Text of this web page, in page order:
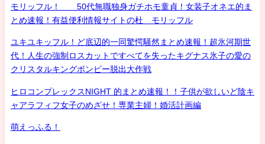
モリッフル！ 50代無職独身ガチホモ童貞！女装子オネエ的ま
とめ速報！有益便利情報サイトの杜 モリッフル
ユキユキッフル！ど底辺的一同驚愕騒然まとめ速報！超氷河期世
代！人生の強制ロスカットですべてを失ったキグナス氷子の愛の
クリスタルキングボンビー脱出大作戦
ヒロコンプレックスNIGHT 的まとめ速報！！子供が欲しいど陰キ
ャアラフィフ女子のめざせ！専業主婦！婚活計画編
萌えっふる！